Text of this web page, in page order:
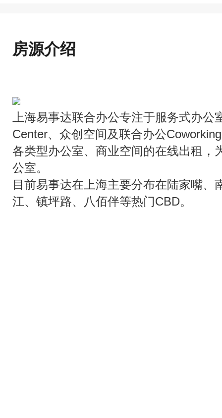
房源介绍
上海易事达联合办公专注于服务式办公
Center、众创空间及联合办公
各类型办公室、商业空间的在线出租，
公室。
目前易事达在上海主要分布在陆家嘴、
江、镇坪路、八佰伴等热门CBD。